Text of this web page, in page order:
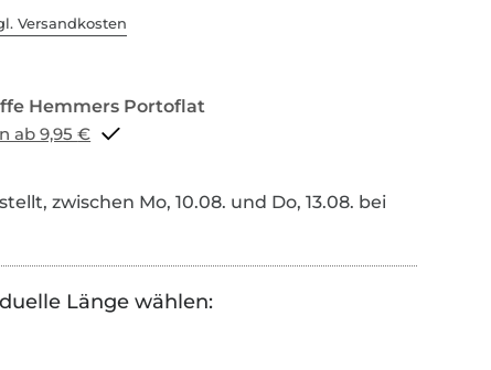
Versandkosten
Portoflat schon ab 9,95 €
zwischen Mo, 10.08. und Do, 13.08. bei
Länge wählen: